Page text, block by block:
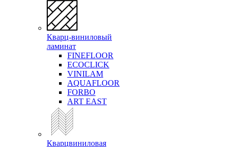
Кварц-виниловый
ламинат
FINEFLOOR
ECOCLICK
VINILAM
AQUAFLOOR
FORBO
ART EAST
Кварцвиниловая